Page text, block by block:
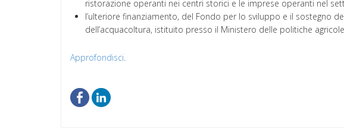
ristorazione operanti nei centri storici e le imprese operanti nel
l’ulteriore finanziamento, del Fondo per lo sviluppo e il sostegno
dell’acquacoltura, istituito presso il Ministero delle politiche
Approfondisci.